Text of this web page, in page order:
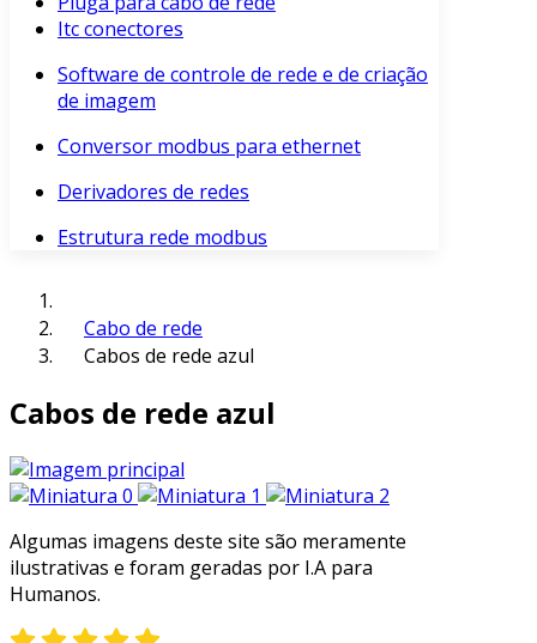
Itc conectores
Software de controle de rede e de criação
de imagem
Conversor modbus para ethernet
Derivadores de redes
Estrutura rede modbus
Cabo de rede
Cabos de rede azul
Cabos de rede azul
Algumas imagens deste site são meramente
ilustrativas e foram geradas por I.A para
Humanos.